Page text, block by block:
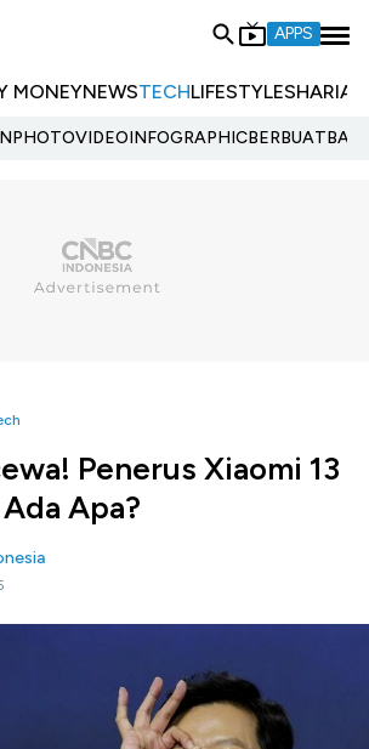
APPS
MONEYNEWSTECHLIFESTYLESHARIA
PHOTOVIDEOINFOGRAPHIC
Penerus Xiaomi 13
Apa?